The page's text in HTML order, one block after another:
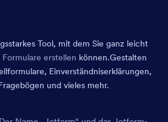
Tool, mit dem Sie ganz leicht
erstellen können.Gestalten
Einverständniserklärungen,
und vieles mehr.